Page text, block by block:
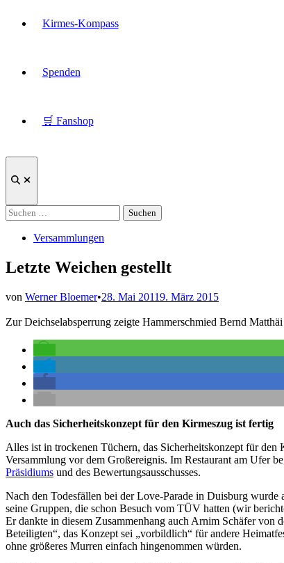
Kirmes-Kompass
Spenden
🛒 Fanshop
Suche
Suchen
nach:
Veröffentlicht
Versammlungen
Letzte Weichen gestellt
von Werner Bloemer•28. Mai 20119. März 2015
Zur Deichselabsperrung zeigte Hammerschmied Bernd
Auch das Sicherheitskonzept für den Kirmeszug ist fertig
Alles ist in trockenen Tüchern, das Sicherheitskonzept für
Versammlung vor dem Großereignis. Im Restaurant am Ufer
Präsidiums und des Bewertungsausschusses.
Nach den Todesfällen bei der Love-Parade in Duisburg
seine Gruppen, die schon Besuch vom TÜV hatten (wir
Er dankte in diesem Zusammenhang auch Arnim Schäfer von
Beteiligten“, das Konzept sei „vorbildlich“ für andere
ohne größeres Murren einfach hingenommen würden.